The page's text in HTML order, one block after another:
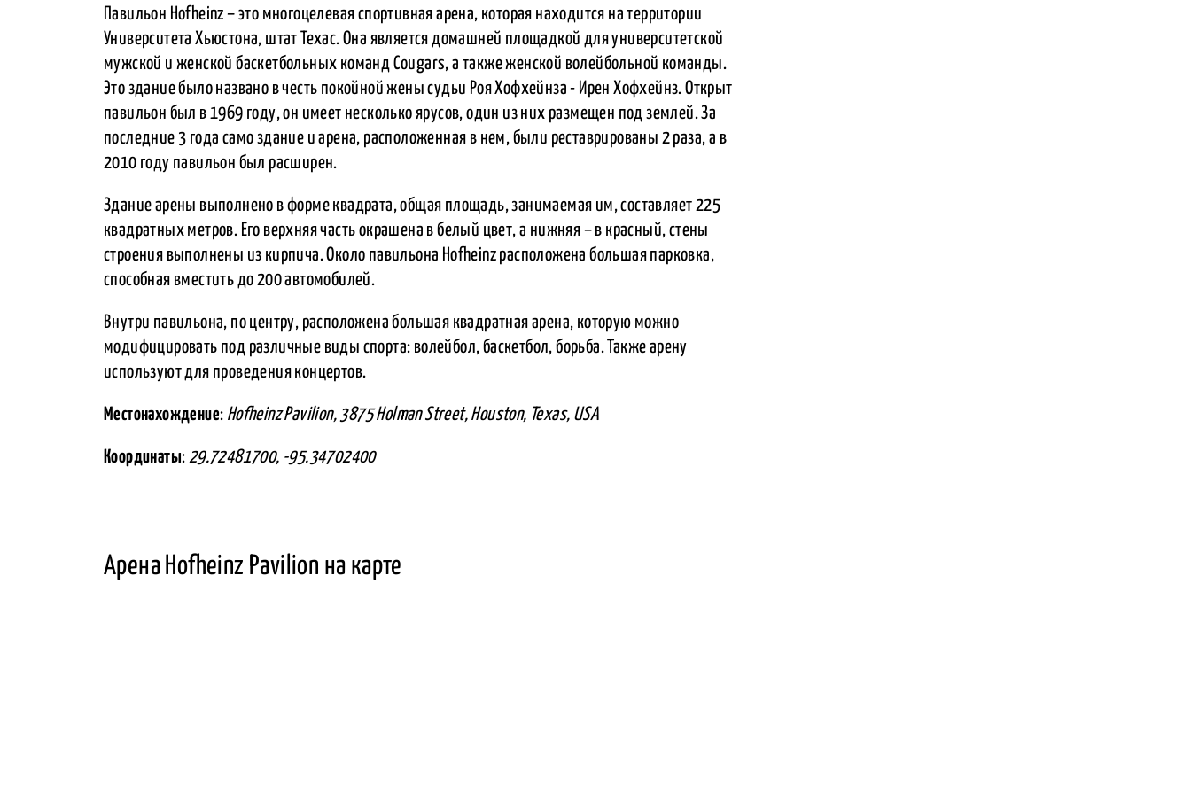
Павильон Hofheinz – это многоцелевая спортивная арена, которая находится на территории
Университета Хьюстона, штат Техас. Она является домашней площадкой для университетской
мужской и женской баскетбольных команд Cougars, а также женской волейбольной команды.
Это здание было названо в честь покойной жены судьи Роя Хофхейнза - Ирен Хофхейнз. Открыт
павильон был в 1969 году, он имеет несколько ярусов, один из них размещен под землей. За
последние 3 года само здание и арена, расположенная в нем, были реставрированы 2 раза, а в
2010 году павильон был расширен.
Здание арены выполнено в форме квадрата, общая площадь, занимаемая им, составляет 225
квадратных метров. Его верхняя часть окрашена в белый цвет, а нижняя – в красный, стены
строения выполнены из кирпича. Около павильона Hofheinz расположена большая парковка,
способная вместить до 200 автомобилей.
Внутри павильона, по центру, расположена большая квадратная арена, которую можно
модифицировать под различные виды спорта: волейбол, баскетбол, борьба. Также арену
используют для проведения концертов.
Местонахождение: Hofheinz Pavilion, 3875 Holman Street, Houston, Texas, USA
Координаты: 29.72481700, -95.34702400
Арена Hofheinz Pavilion на карте